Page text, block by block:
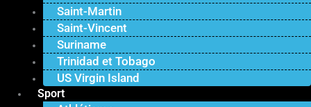
Saint-Martin
Saint-Vincent
Suriname
Trinidad et Tobago
US Virgin Island
Sport